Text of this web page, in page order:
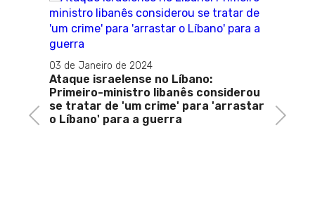
Previous
03 de Janeiro de 2024
Ataque israelense no Líbano:
Primeiro-ministro libanês considerou
se tratar de 'um crime' para 'arrastar
o Líbano' para a guerra
Next